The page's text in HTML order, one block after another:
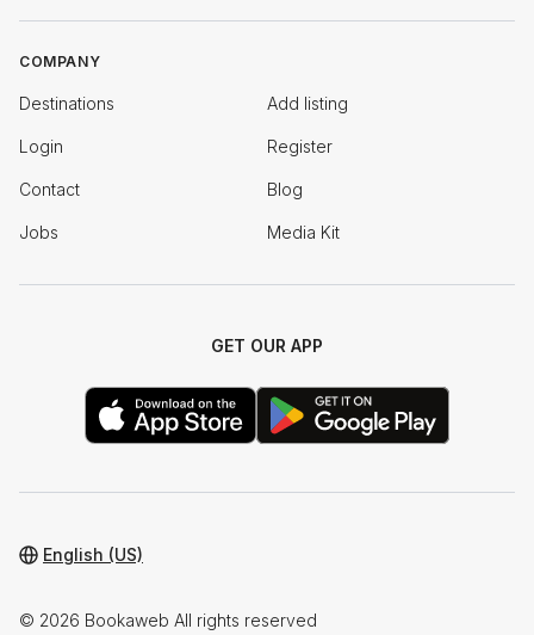
COMPANY
Destinations Add listing
Login Register
Contact Blog
Jobs Media Kit
GET OUR APP
© 2026 Bookaweb All rights reserved
English (US)